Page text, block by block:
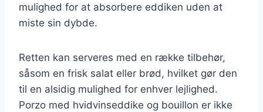
mulighed for at absorbere eddiken uden at
miste sin dybde.
Retten kan serveres med en række tilbehør,
såsom en frisk salat eller brød, hvilket gør den
til en alsidig mulighed for enhver lejlighed.
Porzo med hvidvinseddike og bouillon er ikke